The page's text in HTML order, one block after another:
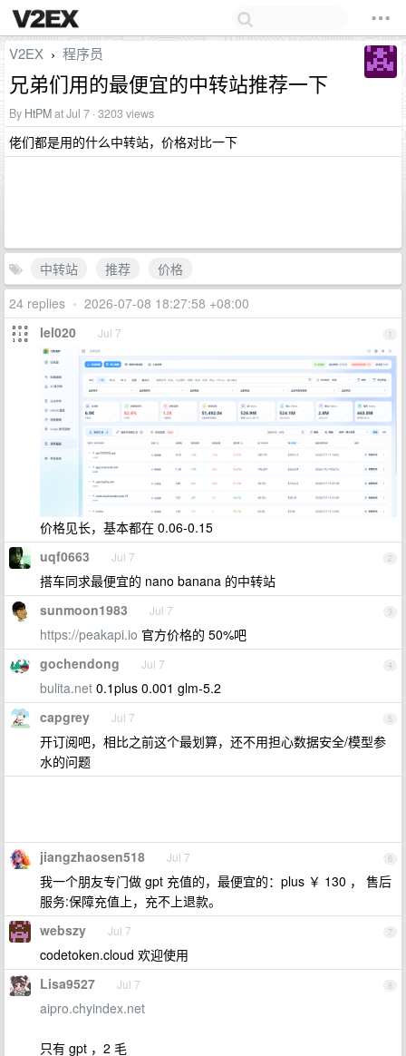
V2EX › 程序员
兄弟们用的最便宜的中转站推荐一下
By HtPMat Jul 7 · 3203 views
佬们都是用的什么中转站，价格对比一下
中转站 推荐
价格
24 replies • 2026-07-08 18:27:58 +08:00
1
lel020 Jul 7
价格见长，基本都在 0.06-0.15
2
uqf0663 Jul 7
搭车同求最便宜的 nano banana 的中转站
3
sunmoon1983 Jul 7
https://peakapi.io 官方价格的 50%吧
4
gochendong Jul 7
bulita.net 0.1plus 0.001 glm-5.2
5
capgrey Jul 7
开订阅吧，相比之前这个最划算，还不用担心数据安全/模型参
水的问题
6
jiangzhaosen518 Jul 7
我一个朋友专门做 gpt 充值的，最便宜的：plus ￥ 130 ， 售后
服务:保障充值上，充不上退款。
7
webszy Jul 7
codetoken.cloud 欢迎使用
8
Lisa9527 Jul 7
aipro.chyindex.net
只有 gpt ，2 毛